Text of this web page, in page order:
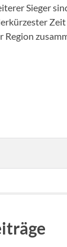
Sieger
Region